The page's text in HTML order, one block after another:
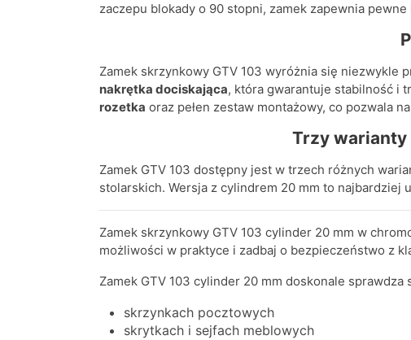
zaczepu blokady o 90 stopni, zamek zapewnia
Zamek skrzynkowy GTV 103 wyróżnia się niezwykle
nakrętka dociskająca, która gwarantuje stabilność i
rozetka oraz pełen zestaw montażowy, co pozwala
Trzy warianty
Zamek GTV 103 dostępny jest w trzech różnych
stolarskich. Wersja z cylindrem 20 mm to
Zamek skrzynkowy GTV 103 cylinder 20 mm w
możliwości w praktyce i zadbaj o bezpieczeństwo z
Zamek GTV 103 cylinder 20 mm doskonale sprawdza
skrzynkach pocztowych
skrytkach i sejfach meblowych